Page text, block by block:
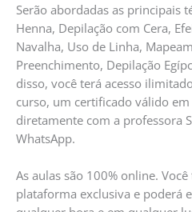
Serão abordadas as principais
Henna, Depilação com Cera,
Navalha, Uso de Linha,
Preenchimento, Depilação
disso, você terá acesso
curso, um certificado válido
diretamente com a professora
WhatsApp.
As aulas são 100% online.
plataforma exclusiva e poderá